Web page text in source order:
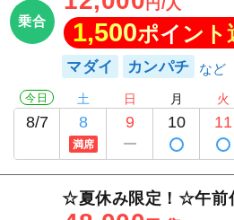
乗合
円/人
1,500ポイント
マダイ カンパチ
今日
8/7
土
8
満席
日
9
月
10
火
11
☆夏休み限定！☆午前